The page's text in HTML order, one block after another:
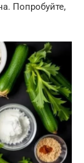
Попробуйте,